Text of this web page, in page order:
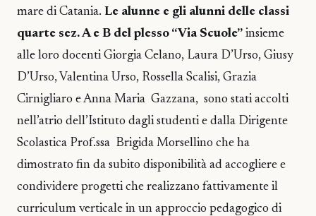
mare di Catania. Le alunne e gli alunni delle classi
quarte sez. A e B del plesso “Via Scuole” insieme
alle loro docenti Giorgia Celano, Laura D’Urso, Giusy
D’Urso, Valentina Urso, Rossella Scalisi, Grazia
Cirnigliaro e Anna Maria Gazzana, sono stati accolti
nell’atrio dell’Istituto dagli studenti e dalla Dirigente
Scolastica Prof.ssa Brigida Morsellino che ha
dimostrato fin da subito disponibilità ad accogliere e
condividere progetti che realizzano fattivamente il
curriculum verticale in un approccio pedagogico di